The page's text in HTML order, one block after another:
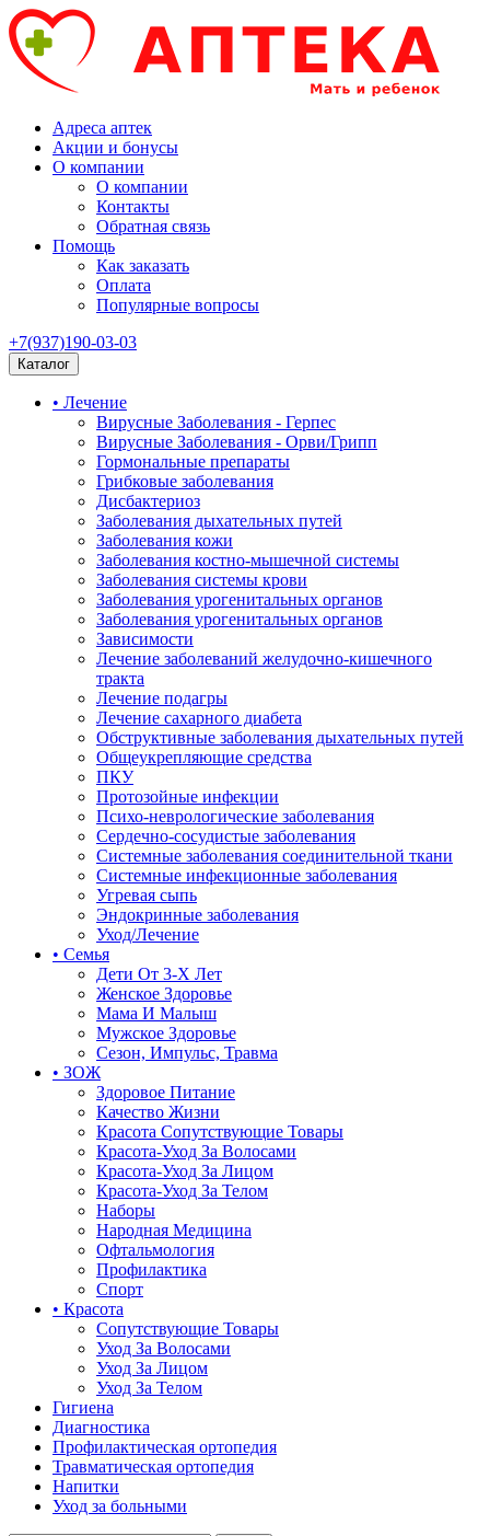
Адреса аптек
Акции и бонусы
О компании
О компании
Контакты
Обратная связь
Помощь
Как заказать
Оплата
Популярные вопросы
+7(937)190-03-03
Каталог
• Лечение
Вирусные Заболевания - Герпес
Вирусные Заболевания - Орви/Грипп
Гормональные препараты
Грибковые заболевания
Дисбактериоз
Заболевания дыхательных путей
Заболевания кожи
Заболевания костно-мышечной системы
Заболевания системы крови
Заболевания урогенитальных органов
Заболевания урогенитальных органов
Зависимости
Лечение заболеваний желудочно-кишечного
тракта
Лечение подагры
Лечение сахарного диабета
Обструктивные заболевания дыхательных путей
Общеукрепляющие средства
ПКУ
Протозойные инфекции
Психо-неврологические заболевания
Сердечно-сосудистые заболевания
Системные заболевания соединительной ткани
Системные инфекционные заболевания
Угревая сыпь
Эндокринные заболевания
Уход/Лечение
• Семья
Дети От 3-Х Лет
Женское Здоровье
Мама И Малыш
Мужское Здоровье
Сезон, Импульс, Травма
• ЗОЖ
Здоровое Питание
Качество Жизни
Красота Сопутствующие Товары
Красота-Уход За Волосами
Красота-Уход За Лицом
Красота-Уход За Телом
Наборы
Народная Медицина
Офтальмология
Профилактика
Спорт
• Красота
Сопутствующие Товары
Уход За Волосами
Уход За Лицом
Уход За Телом
Гигиена
Диагностика
Профилактическая ортопедия
Травматическая ортопедия
Напитки
Уход за больными